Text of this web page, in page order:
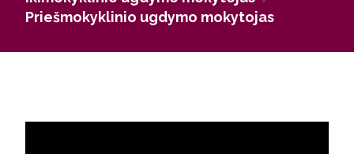
Priešmokyklinio ugdymo mokytojas